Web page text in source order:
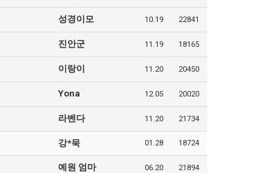
성경이모 10.19 22841
진안군 11.19 18165
이랑이 11.20 20450
Yona 12.05 20020
라벤다 11.20 21734
강*묵 01.28 18724
예원 엄마 06.20 21894